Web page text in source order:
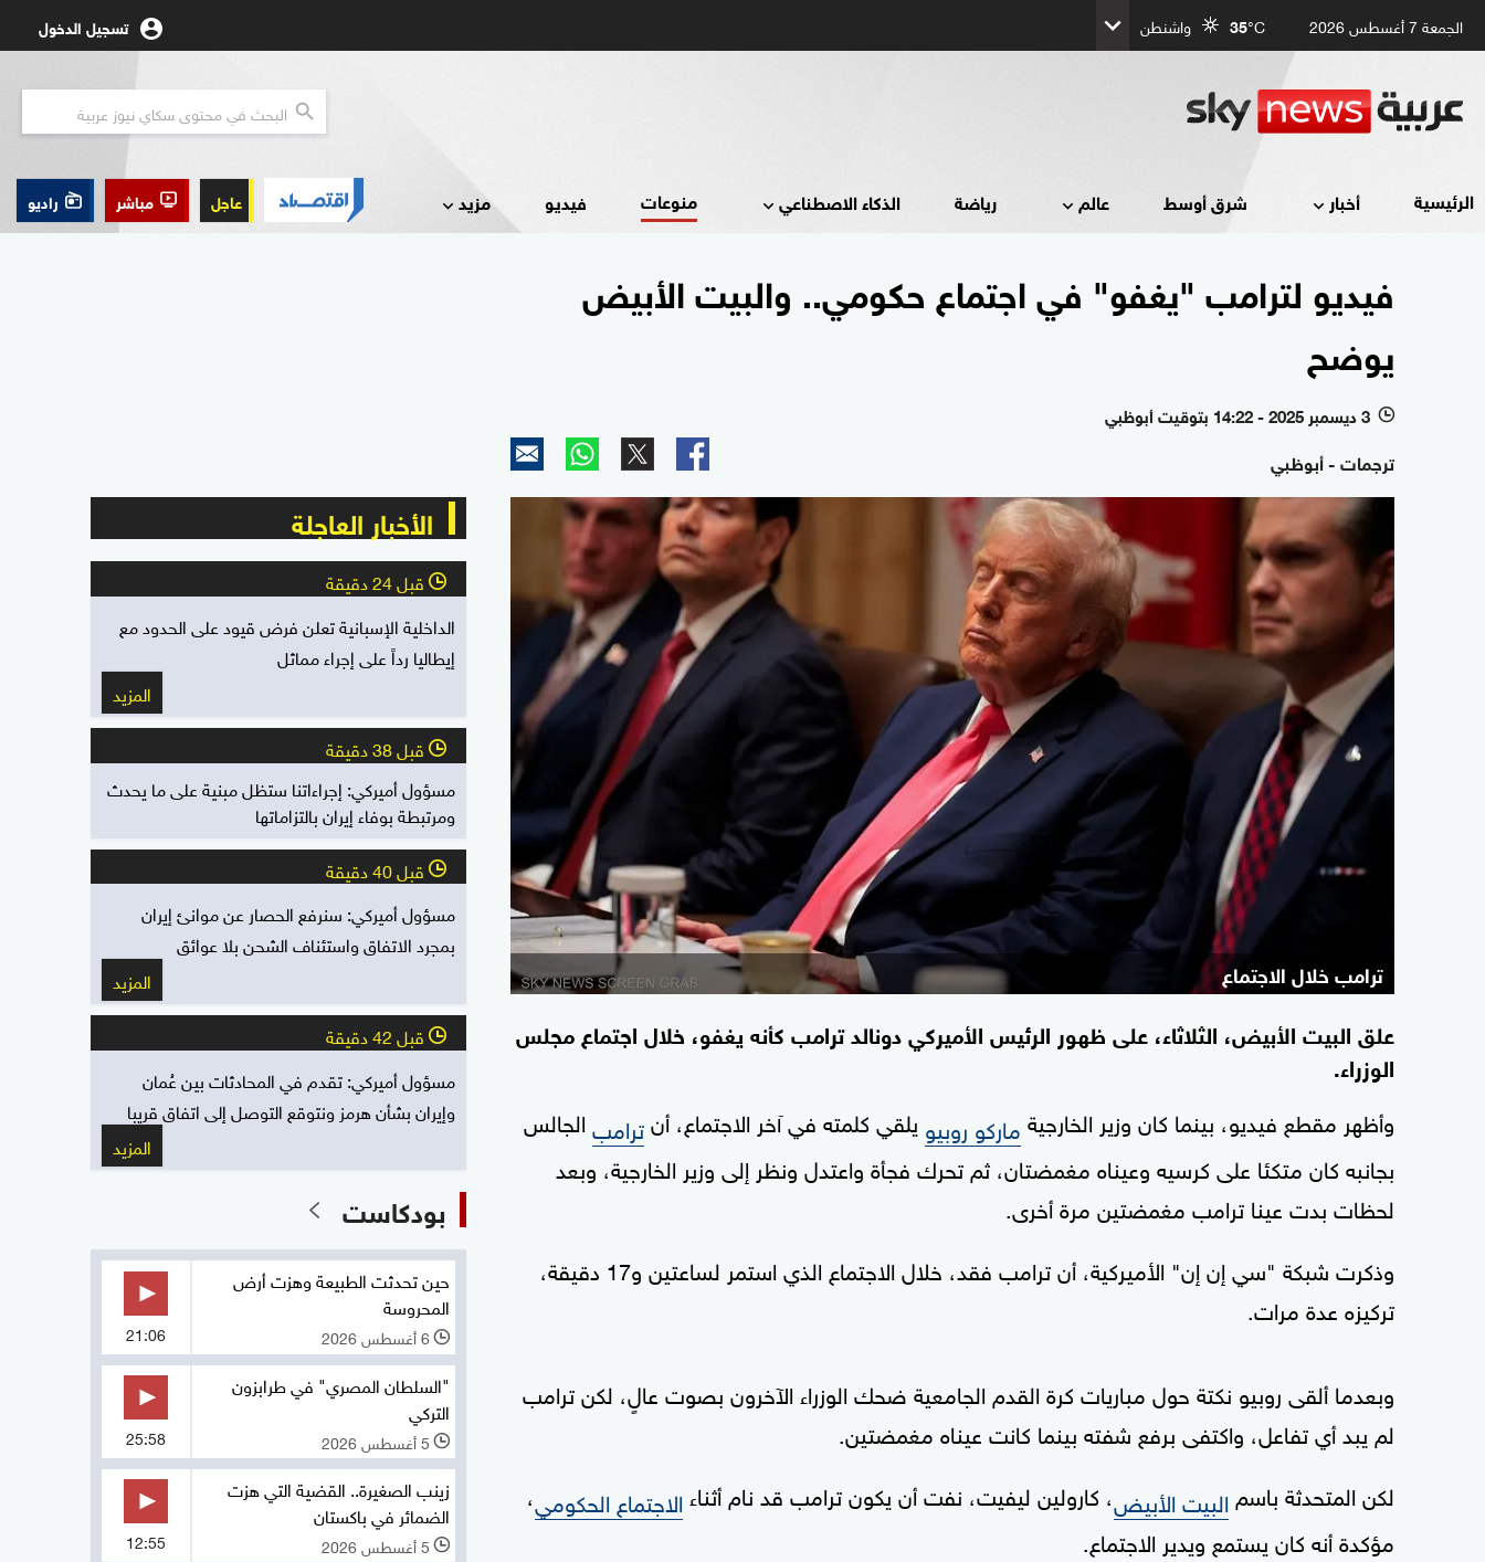
الجمعة 7 أغسطس 2026 35°C واشنطن تسجيل الدخول
الرئيسية أخبار شرق أوسط عالم رياضة الذكاء الاصطناعي منوعات فيديو مزيد عاجل مباشر راديو
فيديو لترامب "يغفو" في اجتماع حكومي.. والبيت الأبيض
يوضح
l 3 ديسمبر 2025 - 14:22 بتوقيت أبوظبي
ترجمات - أبوظبي
ترامب خلال الاجتماع
علق البيت الأبيض، الثلاثاء، على ظهور الرئيس الأميركي دونالد ترامب كأنه يغفو، خلال اجتماع مجلس
الوزراء.
وأظهر مقطع فيديو، بينما كان وزير الخارجية ماركو روبيو يلقي كلمته في آخر الاجتماع، أنترامب الجالس
بجانبه كان متكئا على كرسيه وعيناه مغمضتان، ثم تحرك فجأة واعتدل ونظر إلى وزير الخارجية، وبعد
لحظات بدت عينا ترامب مغمضتين مرة أخرى.
وذكرت شبكة "سي إن إن" الأميركية، أن ترامب فقد، خلال الاجتماع الذي استمر لساعتين و17 دقيقة،
تركيزه عدة مرات.
وبعدما ألقى روبيو نكتة حول مباريات كرة القدم الجامعية ضحك الوزراء الآخرون بصوت عالٍ، لكن ترامب
لم يبد أي تفاعل، واكتفى برفع شفته بينما كانت عيناه مغمضتين.
لكن المتحدثة باسم البيت الأبيض، كارولين ليفيت، نفت أن يكون ترامب قد نام أثناء الاجتماع الحكومي،
مؤكدة أنه كان يستمع ويدير الاجتماع.
الأخبار العاجلة
l قبل 24 دقيقة
الداخلية الإسبانية تعلن فرض قيود على الحدود مع
إيطاليا رداً على إجراء مماثل
المزيد
l قبل 38 دقيقة
مسؤول أميركي: إجراءاتنا ستظل مبنية على ما يحدث
ومرتبطة بوفاء إيران بالتزاماتها
l قبل 40 دقيقة
مسؤول أميركي: سنرفع الحصار عن موانئ إيران
بمجرد الاتفاق واستئناف الشحن بلا عوائق
المزيد
l قبل 42 دقيقة
مسؤول أميركي: تقدم في المحادثات بين عُمان
وإيران بشأن هرمز ونتوقع التوصل إلى اتفاق قريبا
المزيد
بودكاست
حين تحدثت الطبيعة وهزت أرض
المحروسة
l 6 أغسطس 2026 21:06
"السلطان المصري" في طرابزون
التركي
l 5 أغسطس 2026 25:58
زينب الصغيرة.. القضية التي هزت
الضمائر في باكستان
l 5 أغسطس 2026 12:55